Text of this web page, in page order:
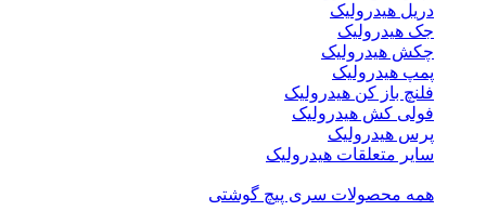
دریل هیدرولیک
جک هیدرولیک
چکش هیدرولیک
پمپ هیدرولیک
فلنچ باز کن هیدرولیک
فولی کش هیدرولیک
پرس هیدرولیک
سایر متعلقات هیدرولیک
همه محصولات سری پیچ گوشتی